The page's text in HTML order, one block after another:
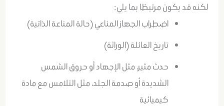
لكنه قد يكون مرتبطًا بما يلي:
اضطراب الجهاز المناعي (حالة المناعة الذاتية)
تاريخ العائلة (الوراثة)
حدث مثير، مثل الإجهاد أو حروق الشمس
الشديدة أو صدمة الجلد، مثل التلامس مع مادة
كيميائية